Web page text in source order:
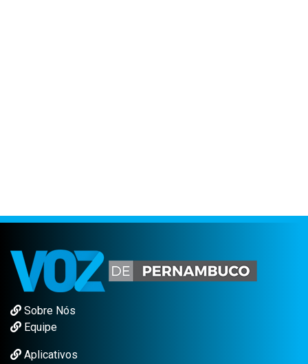
Sobre Nós
Equipe
Aplicativos